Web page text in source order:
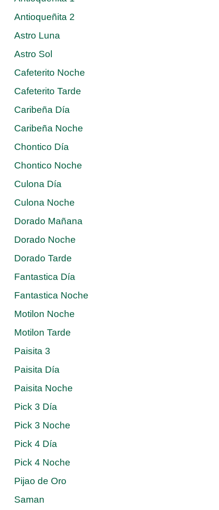
Antioqueñita 2
Astro Luna
Astro Sol
Cafeterito Noche
Cafeterito Tarde
Caribeña Día
Caribeña Noche
Chontico Día
Chontico Noche
Culona Día
Culona Noche
Dorado Mañana
Dorado Noche
Dorado Tarde
Fantastica Día
Fantastica Noche
Motilon Noche
Motilon Tarde
Paisita 3
Paisita Día
Paisita Noche
Pick 3 Día
Pick 3 Noche
Pick 4 Día
Pick 4 Noche
Pijao de Oro
Saman